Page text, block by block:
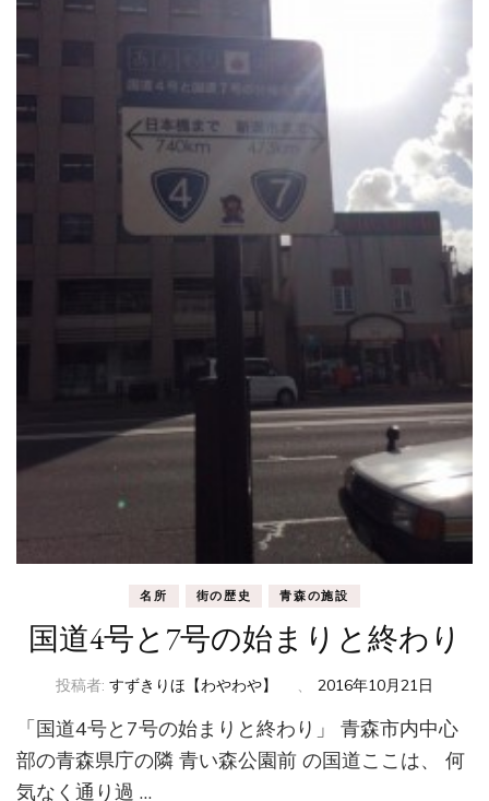
名所 街の歴史 青森の施設
国道4号と7号の始まりと終わり
投稿者: すずきりほ【わやわや】 、 2016年10月21日
「国道4号と7号の始まりと終わり」 青森市内中心
部の青森県庁の隣 青い森公園前 の国道ここは、 何
気なく通り過 …